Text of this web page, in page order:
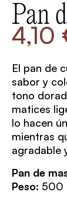
Pan
4,10
El pan de
sabor y
tono
matices
lo hacen
mientras
agradable
Pan de
Peso: 500